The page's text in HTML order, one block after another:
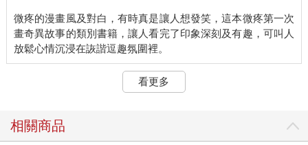
微疼的漫畫風及對白，有時真是讓人想發笑，這本微疼第一次
畫奇異故事的類別書籍，讓人看完了印象深刻及有趣，可叫人
看更多
相關商品